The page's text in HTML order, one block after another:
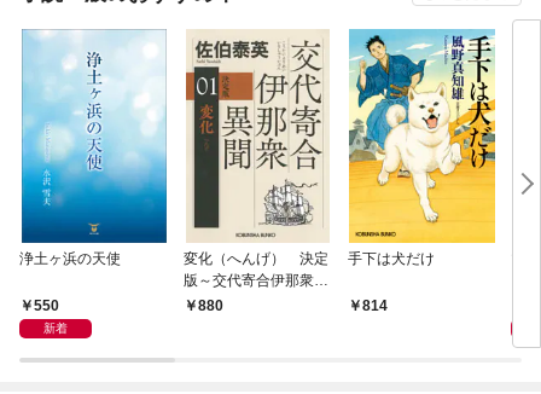
浄土ヶ浜の天使
550
新着
変化（へんげ） 決定
版～交代寄合伊那衆異
聞（1）～
880
手下は犬だけ
814